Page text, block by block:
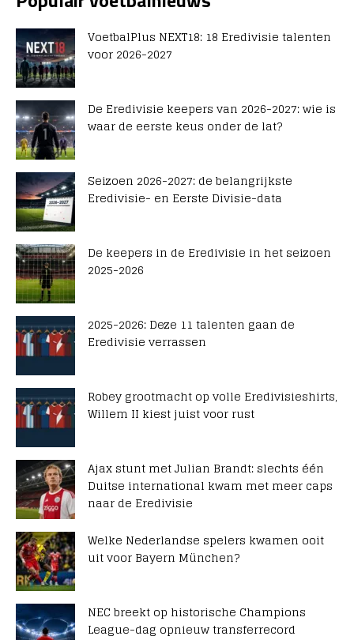
VoetbalPlus NEXT18: 18 Eredivisie talenten
voor 2026-2027
De Eredivisie keepers van 2026-2027: wie is
waar de eerste keus onder de lat?
Seizoen 2026-2027: de belangrijkste
Eredivisie- en Eerste Divisie-data
De keepers in de Eredivisie in het seizoen
2025-2026
2025-2026: Deze 11 talenten gaan de
Eredivisie verrassen
Robey grootmacht op volle Eredivisieshirts,
Willem II kiest juist voor rust
Ajax stunt met Julian Brandt: slechts één
Duitse international kwam met meer caps
naar de Eredivisie
Welke Nederlandse spelers kwamen ooit
uit voor Bayern München?
NEC breekt op historische Champions
League-dag opnieuw transferrecord